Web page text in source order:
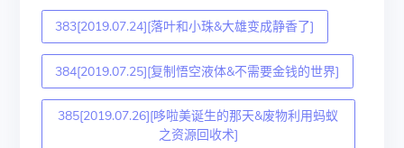
383[2019.07.24][落叶和小珠&大雄变成静香了]
384[2019.07.25][复制悟空液体&不需要金钱的世界]
385[2019.07.26][哆啦美诞生的那天&废物利用蚂蚁
之资源回收术]